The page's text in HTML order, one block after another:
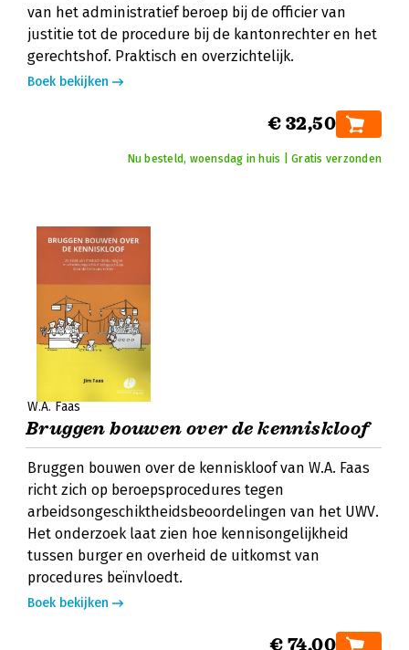
van het administratief beroep bij de officier van
justitie tot de procedure bij de kantonrechter en het
gerechtshof. Praktisch en overzichtelijk.
Boek bekijken
€ 32,50
Nu besteld, woensdag in huis | Gratis verzonden
W.A. Faas
Bruggen bouwen over de kenniskloof
Bruggen bouwen over de kenniskloof van W.A. Faas
richt zich op beroepsprocedures tegen
arbeidsongeschiktheidsbeoordelingen van het UWV.
Het onderzoek laat zien hoe kennisongelijkheid
tussen burger en overheid de uitkomst van
procedures beïnvloedt.
Boek bekijken
€ 74,00